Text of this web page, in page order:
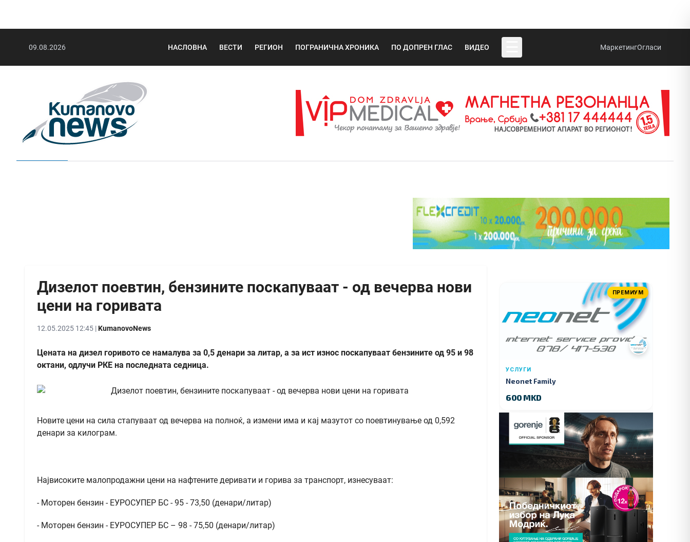
09.08.2026 НАСЛОВНА ВЕСТИ РЕГИОН ПОГРАНИЧНА ХРОНИКА ПО ДОПРЕН ГЛАС ВИДЕО МаркетингОгласи
Дизелот поевтин, бензините поскапуваат - од вечерва нови
цени на горивата
12.05.2025 12:45 |KumanovoNews
Цената на дизел горивото се намалува за 0,5 денари за литар, а за ист износ поскапуваат бензините од 95 и 98
октани, одлучи РКЕ на последната седница.
Новите цени на сила стапуваат од вечерва на полноќ, а измени има и кај мазутот со поевтинување од 0,592
денари за килограм.
Највисоките малопродажни цени на нафтените деривати и горива за транспорт, изнесуваат:
- Моторен бензин - ЕУРОСУПЕР БС - 95 - 73,50 (денари/литар)
- Моторен бензин - ЕУРОСУПЕР БС – 98 - 75,50 (денари/литар)
ПРЕМИУМ
УСЛУГИ
Neonet Family
600 MKD